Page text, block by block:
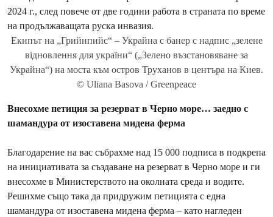
Екипът на „Грийнпийс“ – Украйна с банер с надпис „зелене
відновлення для україни“ („Зелено възстановяване за
Украйна“) на моста към остров Труханов в центъра на Киев.
© Uliana Basova / Greenpeace
Внесохме петиция за резерват в Черно море… заедно с
шамандура от изоставена мидена ферма
Благодарение на вас събрахме над 15 000 подписа в подкрепа
на инициативата за създаване на резерват в Черно море и ги
внесохме в Министерството на околната среда и водите.
Решихме също така да придружим петицията с една
шамандура от изоставена мидена ферма – като нагледен